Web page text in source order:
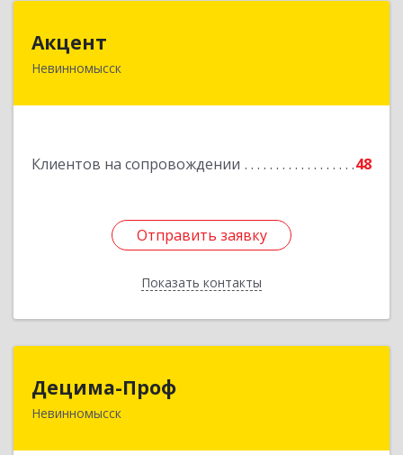
Акцент
Невинномысск
Клиентов на сопровождении 48
Отправить заявку
Показать контакты
357112, Ставропольский край, Невинномысск г,
Отправить заявку
Назад
Децима-Проф
Невинномысск
357100, Ставропольский край, Невинномысск г,